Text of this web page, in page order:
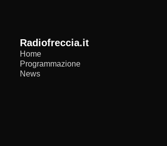
radiofreccia.it
Home
Programmazione
News